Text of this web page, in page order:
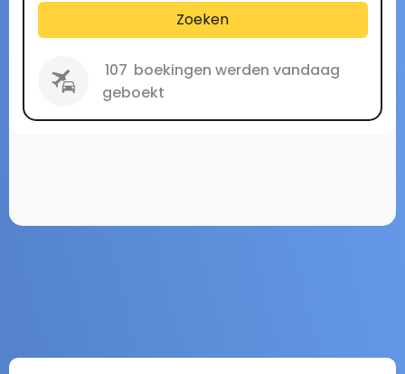
Zoeken
107 boekingen werden vandaag
geboekt